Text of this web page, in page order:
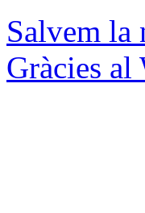
Salvem la
Gràcies al